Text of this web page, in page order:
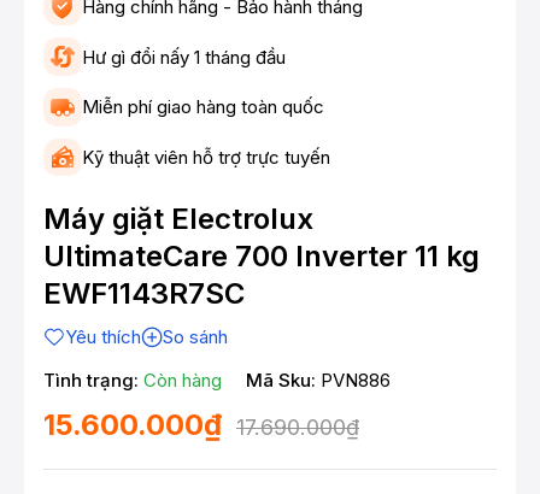
Hàng chính hãng - Bảo hành tháng
Hư gì đổi nấy 1 tháng đầu
Miễn phí giao hàng toàn quốc
Kỹ thuật viên hỗ trợ trực tuyến
Máy giặt Electrolux
UltimateCare 700 Inverter 11 kg
EWF1143R7SC
Yêu thích
So sánh
Tình trạng: Còn hàng Mã Sku: PVN886
15.600.000₫ 17.690.000₫